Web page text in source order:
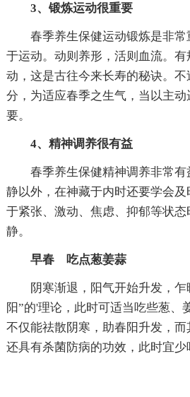
3、锻炼运动很重要
春季养生保健运动锻炼是非
于运动。动则养形，活则血流。
动，这是古往今来长寿的秘诀。不
分，为适应春季之生气，当以主
要。
4、精神调养很有益
春季养生保健精神调养非常
静以外，在神藏于内时还要学会
于紧张、激动、焦虑、抑郁等状
静。
早春 吃点葱姜蒜
阴寒渐退，阳气开始升发，
阳”的'理论，此时可适当吃些葱、
不仅能祛散阴寒，助春阳升发，而
还具有杀菌防病的功效，此时宜少